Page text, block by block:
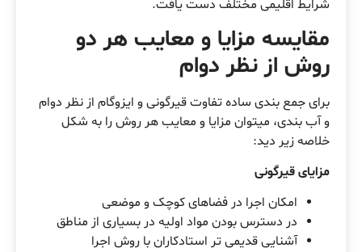
شرایط اقلیمی مختلف دست یافت.
مقایسه مزایا و معایب هر دو
روش از نظر دوام
برای جمع بندی ساده تفاوت قیرگونی و ایزوگام از نظر دوام
و آب بندی، میتوان مزایا و معایب هر روش را به شکل
خلاصه زیر دید:
مزایای قیرگونی
امکان اجرا در فضاهای کوچک و موضعی
در دسترس بودن مواد اولیه در بسیاری از مناطق
آشنایی قدیمی تر استادکاران با روش اجرا